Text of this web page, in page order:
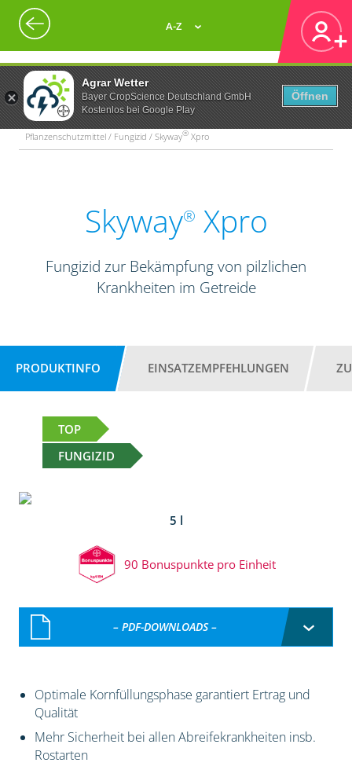
Agrar Wetter
Bayer CropScience Deutschland GmbH
Kostenlos bei Google Play
Öffnen
A-Z
Pflanzenschutzmittel / Fungizid / Skyway® Xpro
Skyway® Xpro
Fungizid zur Bekämpfung von pilzlichen
Krankheiten im Getreide
PRODUKTINFO EINSATZEMPFEHLUNGEN
TOP
FUNGIZID
5 l
90 Bonuspunkte pro Einheit
– PDF-DOWNLOADS –
Optimale Kornfüllungsphase garantiert Ertrag und
Qualität
Mehr Sicherheit bei allen Abreifekrankheiten insb.
Rostarten